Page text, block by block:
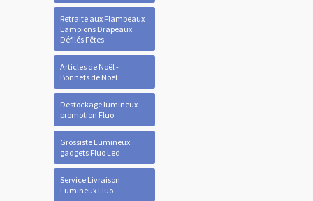
Retraite aux Flambeaux
Lampions Drapeaux
Défilés Fêtes
Articles de Noël -
Bonnets de Noel
Destockage lumineux-
promotion Fluo
Grossiste Lumineux
gadgets Fluo Led
Service Livraison
Lumineux Fluo